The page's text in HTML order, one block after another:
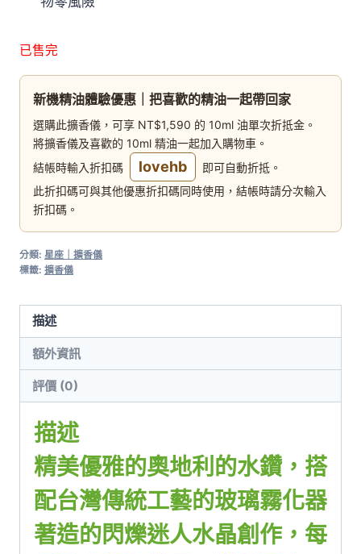
已售完
新機精油體驗優惠｜把喜歡的精油一起帶回家
選購此擴香儀，可享 NT$1,590 的 10ml 油單次折抵金。
將擴香儀及喜歡的 10ml 精油一起加入購物車。
結帳時輸入折扣碼
lovehb
即可自動折抵。
此折扣碼可與其他優惠折扣碼同時使用，結帳時請分次輸入
折扣碼。
分類: 星座｜擴香儀
標籤: 擴香儀
描述
額外資訊
評價 (0)
描述
精美優雅的奧地利的水鑽，搭
配台灣傳統工藝的玻璃霧化器
著造的閃爍迷人水晶創作，每